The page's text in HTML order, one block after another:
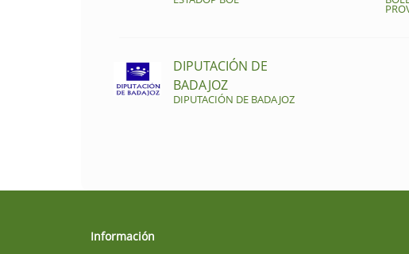
DIPUTACIÓN DE
BADAJOZ
DIPUTACIÓN DE BADAJOZ
Información